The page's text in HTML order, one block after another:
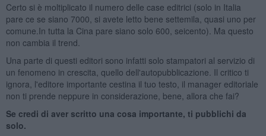
Certo si è moltiplicato il numero delle case editrici (solo in Italia
pare ce se siano 7000, si avete letto bene settemila, quasi uno per
comune.In tutta la Cina pare siano solo 600, seicento). Ma questo
non cambia il trend.
Una parte di questi editori sono infatti solo stampatori al servizio di
un fenomeno in crescita, quello dell'autopubblicazione. Il critico ti
ignora, l'editore importante cestina il tuo testo, il manager editoriale
non ti prende neppure in considerazione, bene, allora che fai?
Se credi di aver scritto una cosa importante, ti pubblichi da
solo.